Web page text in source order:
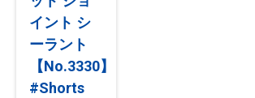
イント シ
ーラント
【No.3330】
#Shorts